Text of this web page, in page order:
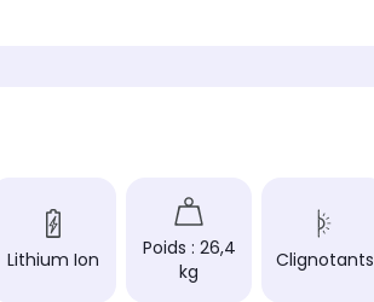
Lithium Ion
Poids : 26,4
kg
Clignotants